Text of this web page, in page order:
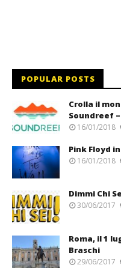
POPULAR POSTS
Crolla il
Soundreef –
16/01/2018
Pink Floyd
16/01/2018
Dimmi Chi
30/06/2017
Roma, il 1
Braschi
29/06/2017